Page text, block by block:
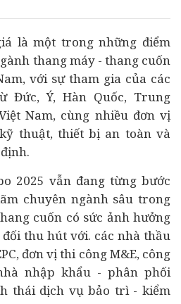
là một trong những điểm
thang máy - thang cuốn
với sự tham gia của các
Đức, Ý, Hàn Quốc, Trung
Nam, cùng nhiều đơn vị
thuật, thiết bị an toàn và
2025 vẫn đang từng bước
chuyên ngành sâu trong
cuốn có sức ảnh hưởng
thu hút với. các nhà thầu
đơn vị thi công M&E, công
nhập khẩu - phân phối
thái dịch vụ bảo trì - kiểm